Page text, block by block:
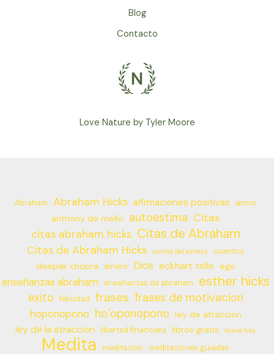
Blog
Contacto
Love Nature by Tyler Moore
Abraham Abraham Hicks afirmaciones positivas
amor
anthony de mello
autoestima Citas
citas abraham hicks Citas de Abraham
Citas de Abraham Hicks control del estress cuentos
deepak chopra dinero Dios eckhart tolle ego
enseñanzas abraham enseñanzas de abraham esther hicks
exito felicidad frases frases de motivacion
hoponopono ho’oponopono ley de atraccion
ley de la atraccion libertad financiera libros gratis louise hay
Medita meditacion meditaciones guiadas